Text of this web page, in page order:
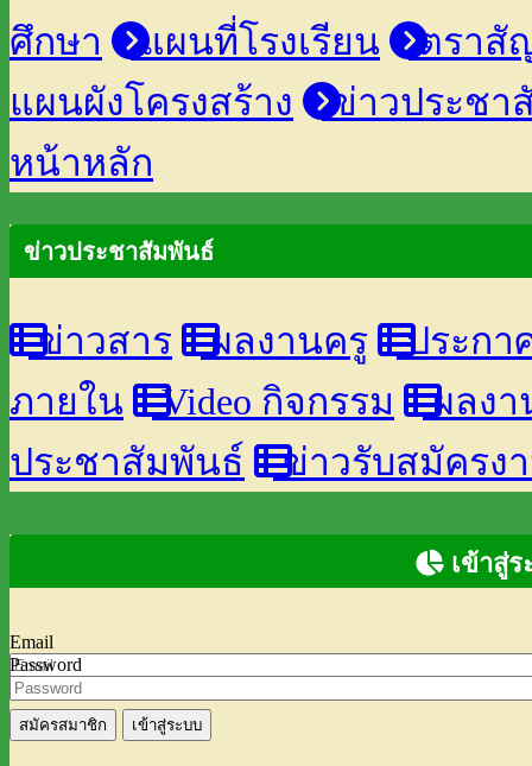
ศึกษา
แผนที่โรงเรียน
ตราสั
แผนผังโครงสร้าง
ข่าวประชา
หน้าหลัก
ข่าวประชาสัมพันธ์
ข่าวสาร ผลงานครู
ประกา
ภายใน
Video กิจกรรม
ผลงา
ประชาสัมพันธ์
ข่าวรับสมัครง
เข้าสู่ร
Email
Password
สมัครสมาชิก